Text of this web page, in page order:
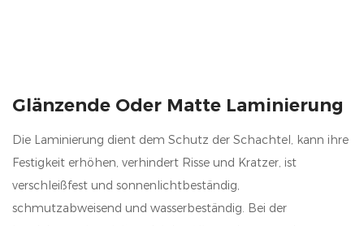
Glänzende Oder Matte Laminierung
Die Laminierung dient dem Schutz der Schachtel, kann ihre
Festigkeit erhöhen, verhindert Risse und Kratzer, ist
verschleißfest und sonnenlichtbeständig,
schmutzabweisend und wasserbeständig. Bei der